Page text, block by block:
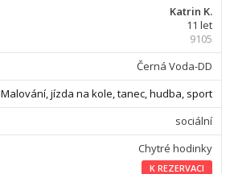
Katrin K.
11 let
9105
Černá Voda-DD
Malování, jízda na kole, tanec, hudba, sport
sociální
Chytré hodinky
K REZERVACI